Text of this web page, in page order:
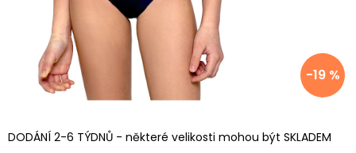
-19 %
DODÁNÍ 2-6 TÝDNŮ - některé velikosti mohou být SKLADEM